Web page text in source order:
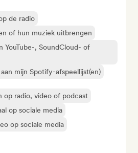
de radio
of hun muziek uitbrengen
YouTube-, SoundCloud- of
mijn Spotify-afspeellijst(en)
op radio, video of podcast
op sociale media
op sociale media